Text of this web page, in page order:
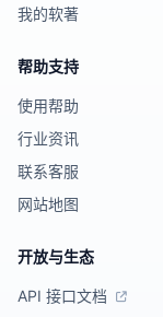
我的软著
帮助支持
使用帮助
行业资讯
联系客服
网站地图
开放与生态
API 接口文档